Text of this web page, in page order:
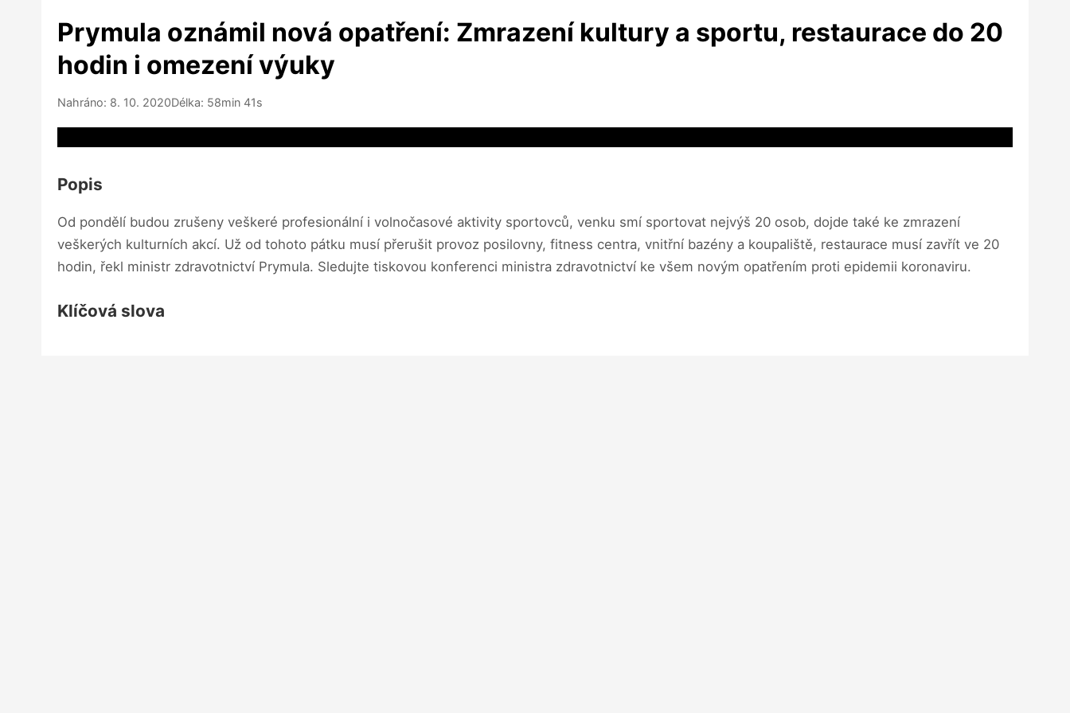
Prymula oznámil nová opatření: Zmrazení kultury a sportu, restaurace do 20
hodin i omezení výuky
Nahráno: 8. 10. 2020Délka: 58min 41s
Popis
Od pondělí budou zrušeny veškeré profesionální i volnočasové aktivity sportovců, venku smí sportovat nejvýš 20 osob, dojde také ke zmrazení
veškerých kulturních akcí. Už od tohoto pátku musí přerušit provoz posilovny, fitness centra, vnitřní bazény a koupaliště, restaurace musí zavřít ve 20
hodin, řekl ministr zdravotnictví Prymula. Sledujte tiskovou konferenci ministra zdravotnictví ke všem novým opatřením proti epidemii koronaviru.
Klíčová slova